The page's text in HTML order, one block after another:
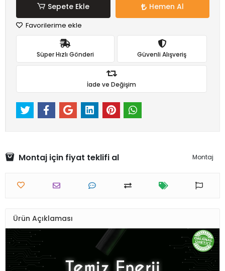
Sepete Ekle Hemen Al
Favorilerime ekle
Süper Hızlı Gönderi Güvenli Alışveriş
İade ve Değişim
Montaj için fiyat teklifi al Montaj
Ürün Açıklaması